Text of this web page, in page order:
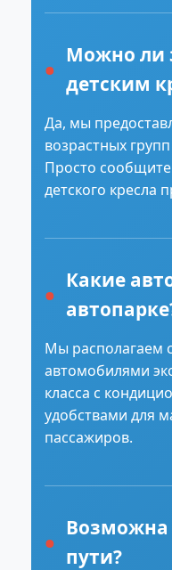
Можно ли
детским
Да, мы
возрастных
Просто
детского кресла
Какие
Мы располагаем
автомобилями
класса с
удобствами для
пассажиров.
Возможна
пути?